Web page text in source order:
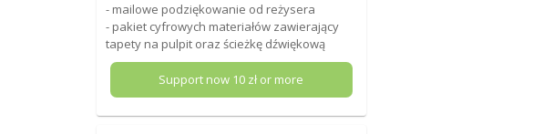
- mailowe podziękowanie od reżysera
- pakiet cyfrowych materiałów zawierający
tapety na pulpit oraz ścieżkę dźwiękową
Support now 10 zł or more